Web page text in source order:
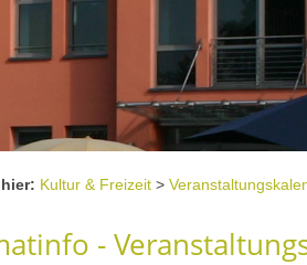
Kultur & Freizeit >
-